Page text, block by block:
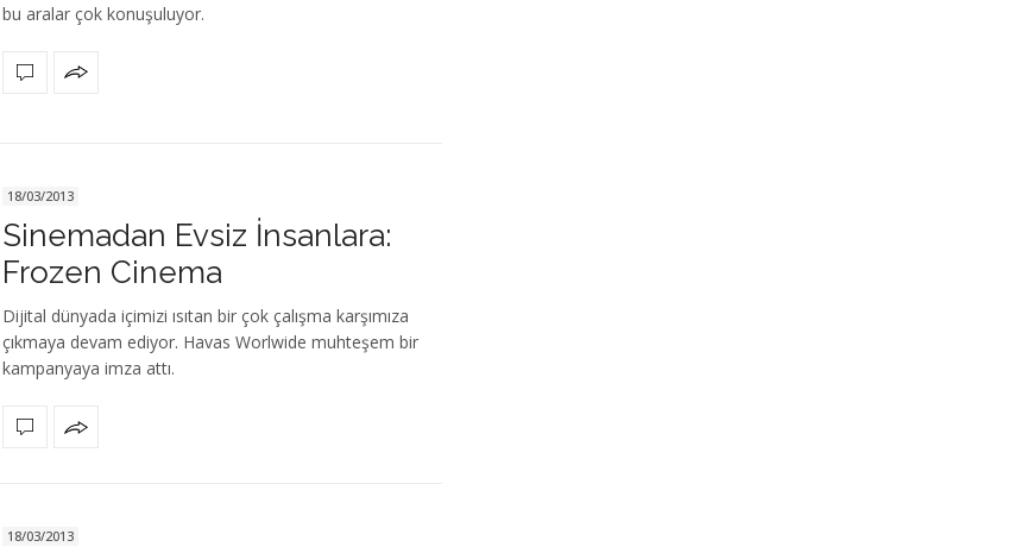
bu aralar çok konuşuluyor.
18/03/2013
Sinemadan Evsiz İnsanlara:
Frozen Cinema
Dijital dünyada içimizi ısıtan bir çok çalışma karşımıza
çıkmaya devam ediyor. Havas Worlwide muhteşem bir
kampanyaya imza attı.
18/03/2013